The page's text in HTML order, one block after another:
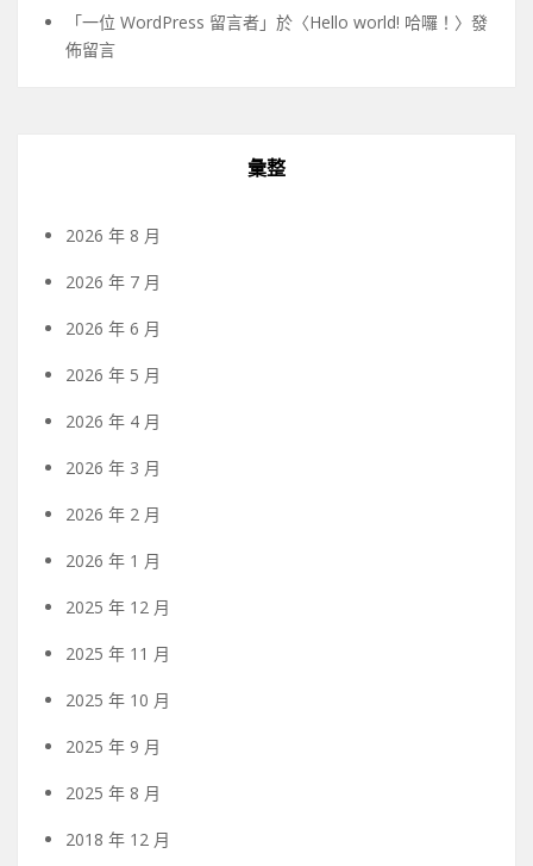
「一位 WordPress 留言者 」於〈Hello world! 哈囉！ 〉發
佈留言
彙整
2026 年 8 月
2026 年 7 月
2026 年 6 月
2026 年 5 月
2026 年 4 月
2026 年 3 月
2026 年 2 月
2026 年 1 月
2025 年 12 月
2025 年 11 月
2025 年 10 月
2025 年 9 月
2025 年 8 月
2018 年 12 月